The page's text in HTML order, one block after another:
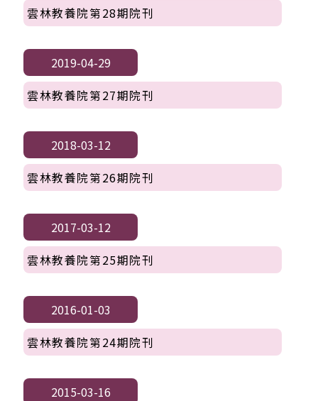
雲林教養院第28期院刊
2019-04-29
雲林教養院第27期院刊
2018-03-12
雲林教養院第26期院刊
2017-03-12
雲林教養院第25期院刊
2016-01-03
雲林教養院第24期院刊
2015-03-16